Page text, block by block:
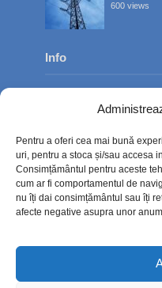
Pentru a oferi cea mai bună
uri, pentru a stoca și/sau accesa
Consimțământul pentru aceste
cum ar fi comportamentul de
nu îți dai consimțământul sau îți
afecte negative asupra unor
600 views
Info
Contact
Politica de
Politică cookie-uri